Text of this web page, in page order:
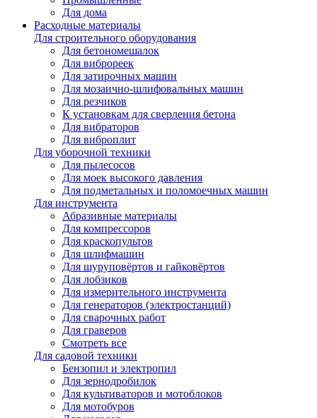
Для дома
Расходные материалы
Для строительного оборудования
Для бетономешалок
Для виброреек
Для затирочных машин
Для мозаично-шлифовальных машин
Для резчиков
К установкам для сверления бетона
Для вибраторов
Для виброплит
Для уборочной техники
Для пылесосов
Для моек высокого давления
Для подметальных и поломоечных машин
Для инструмента
Абразивные материалы
Для компрессоров
Для краскопультов
Для шлифмашин
Для шуруповёртов и гайковёртов
Для лобзиков
Для измерительного инструмента
Для генераторов (электростанций)
Для сварочных работ
Для граверов
Смотреть все
Для садовой техники
Бензопил и электропил
Для зернодробилок
Для культиваторов и мотоблоков
Для мотобуров